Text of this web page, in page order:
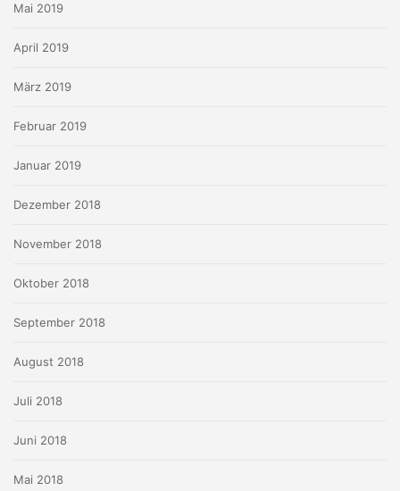
Mai 2019
April 2019
März 2019
Februar 2019
Januar 2019
Dezember 2018
November 2018
Oktober 2018
September 2018
August 2018
Juli 2018
Juni 2018
Mai 2018